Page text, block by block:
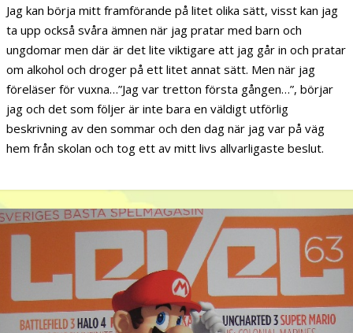
Jag kan börja mitt framförande på litet olika sätt, visst kan jag
ta upp också svåra ämnen när jag pratar med barn och
ungdomar men där är det lite viktigare att jag går in och pratar
om alkohol och droger på ett litet annat sätt. Men när jag
föreläser för vuxna…”Jag var tretton första gången…”, börjar
jag och det som följer är inte bara en väldigt utförlig
beskrivning av den sommar och den dag när jag var på väg
hem från skolan och tog ett av mitt livs allvarligaste beslut.